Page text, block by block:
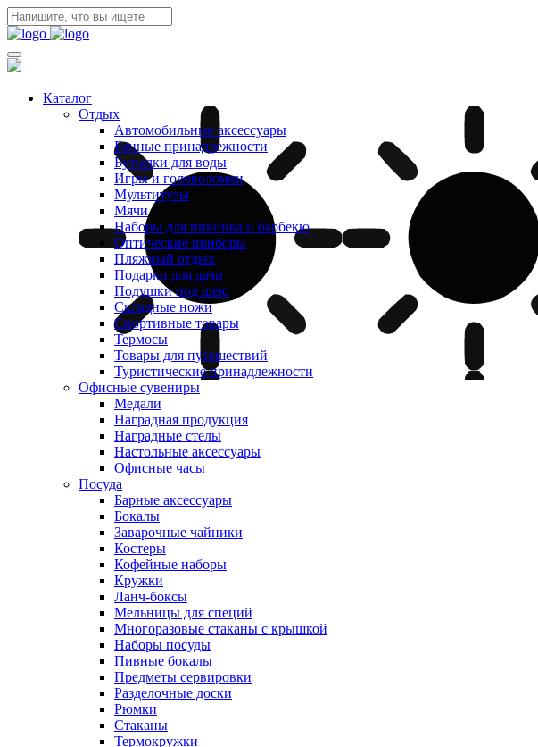
Каталог
Отдых
Автомобильные аксессуары
Банные принадлежности
Бутылки для воды
Игры и головоломки
Мультитулы
Мячи
Наборы для пикника и барбекю
Оптические приборы
Пляжный отдых
Подарки для дачи
Подушки под шею
Складные ножи
Спортивные товары
Термосы
Товары для путешествий
Туристические принадлежности
Офисные сувениры
Медали
Наградная продукция
Наградные стелы
Настольные аксессуары
Офисные часы
Посуда
Барные аксессуары
Бокалы
Заварочные чайники
Костеры
Кофейные наборы
Кружки
Ланч-боксы
Мельницы для специй
Многоразовые стаканы с крышкой
Наборы посуды
Пивные бокалы
Предметы сервировки
Разделочные доски
Рюмки
Стаканы
Термокружки